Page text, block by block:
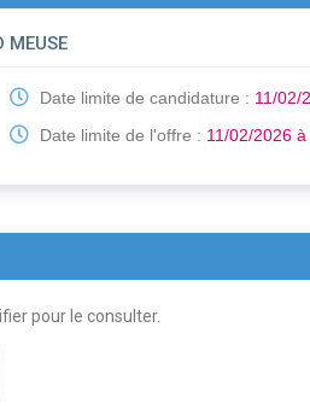
MEUSE
Date limite de candidature : 11/02/
Date limite de l'offre : 11/02/2026
pour le consulter.